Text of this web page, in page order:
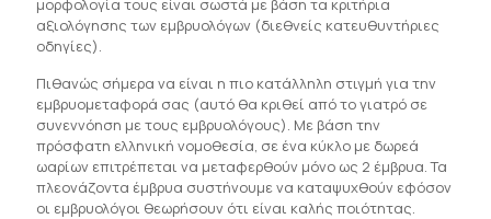
μορφολογία τους είναι σωστά με βάση τα κριτήρια
αξιολόγησης των εμβρυολόγων (διεθνείς κατευθυντήριες
οδηγίες).
Πιθανώς σήμερα να είναι η πιο κατάλληλη στιγμή για την
εμβρυομεταφορά σας (αυτό θα κριθεί από το γιατρό σε
συνεννόηση με τους εμβρυολόγους). Με βάση την
πρόσφατη ελληνική νομοθεσία, σε ένα κύκλο με δωρεά
ωαρίων επιτρέπεται να μεταφερθούν μόνο ως 2 έμβρυα. Τα
πλεονάζοντα έμβρυα συστήνουμε να καταψυχθούν εφόσον
οι εμβρυολόγοι θεωρήσουν ότι είναι καλής ποιότητας.